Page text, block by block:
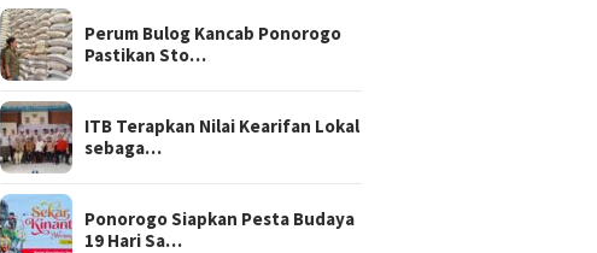
Perum Bulog Kancab Ponorogo
Pastikan Sto…
ITB Terapkan Nilai Kearifan Lokal
sebaga…
Ponorogo Siapkan Pesta Budaya
19 Hari Sa…